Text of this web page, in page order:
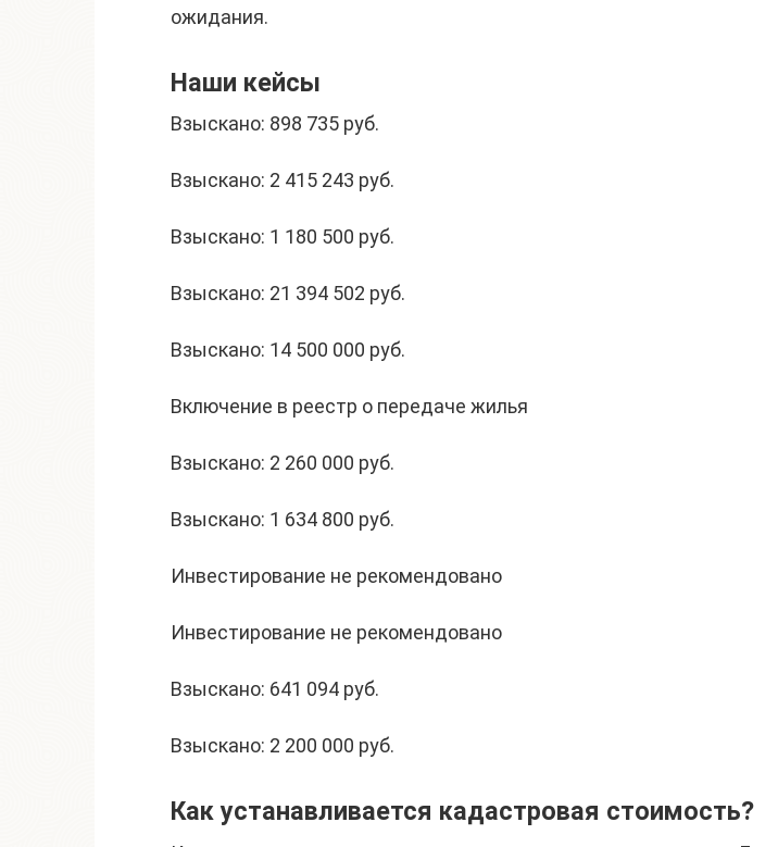
ожидания.
Наши кейсы
Взыскано: 898 735 руб.
Взыскано: 2 415 243 руб.
Взыскано: 1 180 500 руб.
Взыскано: 21 394 502 руб.
Взыскано: 14 500 000 руб.
Включение в реестр о передаче жилья
Взыскано: 2 260 000 руб.
Взыскано: 1 634 800 руб.
Инвестирование не рекомендовано
Инвестирование не рекомендовано
Взыскано: 641 094 руб.
Взыскано: 2 200 000 руб.
Как устанавливается кадастровая стоимость?